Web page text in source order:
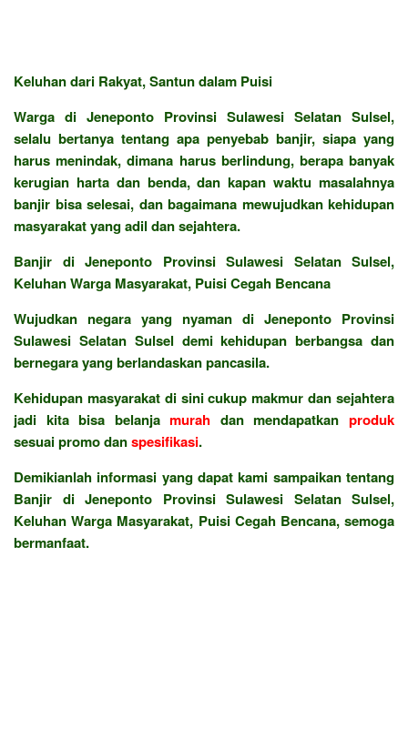
Keluhan dari Rakyat, Santun dalam Puisi
Warga di Jeneponto Provinsi Sulawesi Selatan Sulsel,
selalu bertanya tentang apa penyebab banjir, siapa yang
harus menindak, dimana harus berlindung, berapa banyak
kerugian harta dan benda, dan kapan waktu masalahnya
banjir bisa selesai, dan bagaimana mewujudkan kehidupan
masyarakat yang adil dan sejahtera.
Banjir di Jeneponto Provinsi Sulawesi Selatan Sulsel,
Keluhan Warga Masyarakat, Puisi Cegah Bencana
Wujudkan negara yang nyaman di Jeneponto Provinsi
Sulawesi Selatan Sulsel demi kehidupan berbangsa dan
bernegara yang berlandaskan pancasila.
Kehidupan masyarakat di sini cukup makmur dan sejahtera
jadi kita bisa belanjamurah dan mendapatkanproduk
sesuai promo danspesifikasi.
Demikianlah informasi yang dapat kami sampaikan tentang
Banjir di Jeneponto Provinsi Sulawesi Selatan Sulsel,
Keluhan Warga Masyarakat, Puisi Cegah Bencana, semoga
bermanfaat.